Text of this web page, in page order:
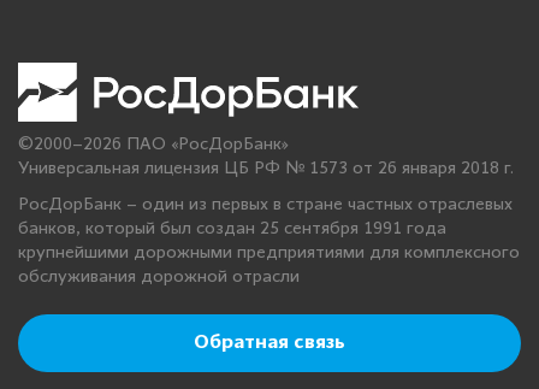
©2000–2026 ПАО «РосДорБанк»
Универсальная лицензия ЦБ РФ № 1573 от 26 января 2018 г.
РосДорБанк – один из первых в стране частных отраслевых
банков, который был создан 25 сентября 1991 года
крупнейшими дорожными предприятиями для комплексного
обслуживания дорожной отрасли
Обратная связь